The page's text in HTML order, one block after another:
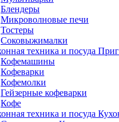
Блендеры
Микроволновые печи
Тостеры
Соковыжималки
Кофемашины
Кофеварки
Кофемолки
Гейзерные кофеварки
Кофе